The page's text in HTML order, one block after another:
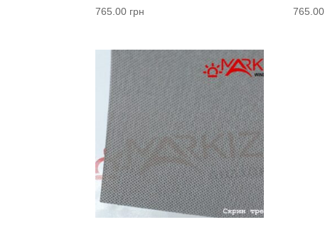
765.00 грн
765.00